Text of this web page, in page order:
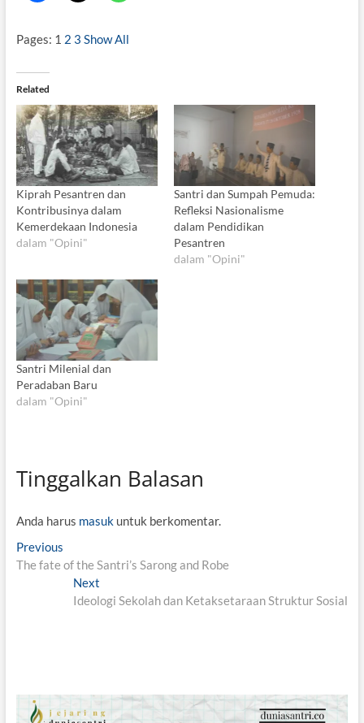
Pages: 1 2 3 Show All
Related
Kiprah Pesantren dan
Kontribusinya dalam
Kemerdekaan Indonesia
dalam "Opini"
Santri dan Sumpah Pemuda:
Refleksi Nasionalisme
dalam Pendidikan
Pesantren
dalam "Opini"
Santri Milenial dan
Peradaban Baru
dalam "Opini"
Tinggalkan Balasan
Anda harus masukuntuk berkomentar.
N
a
Previous
r
o
The fate of the Santri’s Sarong and Robe
Next
e
t
Ideologi Sekolah dan Ketaksetaraan Struktur Sosial